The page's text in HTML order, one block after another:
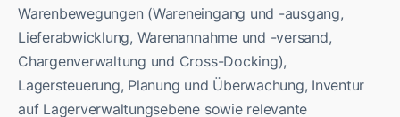
Warenbewegungen (Wareneingang und -ausgang,
Lieferabwicklung, Warenannahme und -versand,
Chargenverwaltung und Cross-Docking),
Lagersteuerung, Planung und Überwachung, Inventur
auf Lagerverwaltungsebene sowie relevante